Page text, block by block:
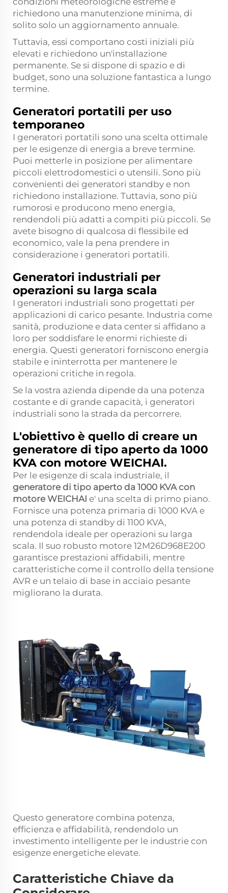
richiedono una manutenzione minima, di
solito solo un aggiornamento annuale.
Tuttavia, essi comportano costi iniziali più
elevati e richiedono un'installazione
permanente. Se si dispone di spazio e di
budget, sono una soluzione fantastica a lungo
termine.
Generatori portatili per uso
temporaneo
I generatori portatili sono una scelta ottimale
per le esigenze di energia a breve termine.
Puoi metterle in posizione per alimentare
piccoli elettrodomestici o utensili. Sono più
convenienti dei generatori standby e non
richiedono installazione. Tuttavia, sono più
rumorosi e producono meno energia,
rendendoli più adatti a compiti più piccoli. Se
avete bisogno di qualcosa di flessibile ed
economico, vale la pena prendere in
considerazione i generatori portatili.
Generatori industriali per
operazioni su larga scala
I generatori industriali sono progettati per
applicazioni di carico pesante. Industria come
sanità, produzione e data center si affidano a
loro per soddisfare le enormi richieste di
energia. Questi generatori forniscono energia
stabile e ininterrotta per mantenere le
operazioni critiche in regola.
Se la vostra azienda dipende da una potenza
costante e di grande capacità, i generatori
industriali sono la strada da percorrere.
L'obiettivo è quello di creare un
generatore di tipo aperto da 1000
KVA con motore WEICHAI.
Per le esigenze di scala industriale, il
generatore di tipo aperto da 1000 KVA con
motore WEICHAI e' una scelta di primo piano.
Fornisce una potenza primaria di 1000 KVA e
una potenza di standby di 1100 KVA,
rendendola ideale per operazioni su larga
scala. Il suo robusto motore 12M26D968E200
garantisce prestazioni affidabili, mentre
caratteristiche come il controllo della tensione
AVR e un telaio di base in acciaio pesante
migliorano la durata.
Questo generatore combina potenza,
efficienza e affidabilità, rendendolo un
investimento intelligente per le industrie con
esigenze energetiche elevate.
Caratteristiche Chiave da